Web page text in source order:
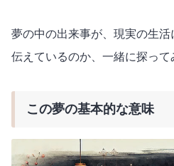
夢の中の出来事が、現実の生
伝えているのか、一緒に探って
この夢の基本的な意味